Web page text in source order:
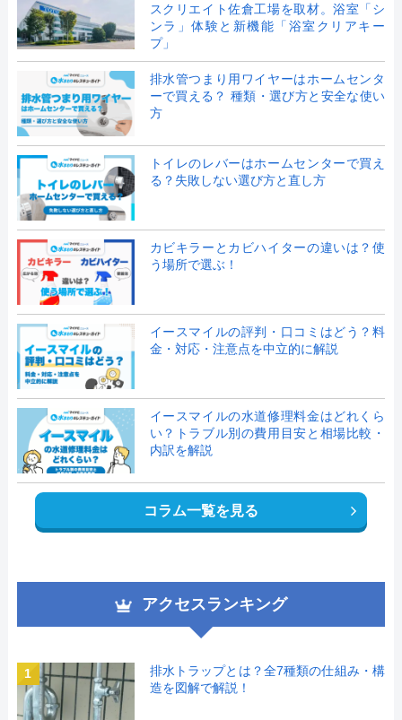
スクリエイト佐倉工場を取材。浴室「シ
ンラ」体験と新機能「浴室クリアキー
プ」
排水管つまり用ワイヤーはホームセンタ
ーで買える？ 種類・選び方と安全な使い
方
トイレのレバーはホームセンターで買え
る？失敗しない選び方と直し方
カビキラーとカビハイターの違いは？使
う場所で選ぶ！
イースマイルの評判・口コミはどう？料
金・対応・注意点を中立的に解説
イースマイルの水道修理料金はどれくら
い？トラブル別の費用目安と相場比較・
内訳を解説
コラム一覧を見る
アクセスランキング
1
排水トラップとは？全7種類の仕組み・構
造を図解で解説！